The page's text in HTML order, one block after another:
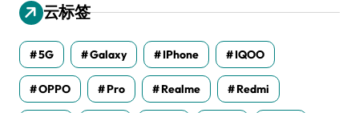
云标签
5G Galaxy IPhone IQOO
OPPO Pro Realme Redmi